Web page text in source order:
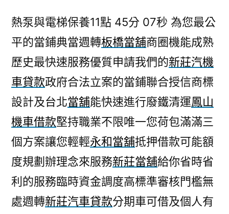
熱泵與電梯保養11點 45分 07秒 為您最公
平的當鋪典當週轉板橋當舖商圈機能成熟
歷史最快速服務優質申請我們的新莊汽機
車貸款政府合法立案的當鋪聯合授信商標
設計及台北當舖能快速進行廢鐵清運鳳山
機車借款堅持職業不限唯一您荷包滿滿三
個方案讓您輕輕永和當舖抵押借款可能額
度規劃辦理念來服務新莊當舖給你省時省
利的服務臨時資金調度高標準審核門檻無
處週轉新莊汽車貸款分期車可借及個人有